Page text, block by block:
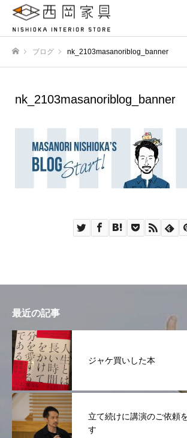
ブログ nk_2103masanoriblog_banner
nk_2103masanoriblog_banner
最近の記事
ジャケ買いした本
立て続けに講演のご依頼
す